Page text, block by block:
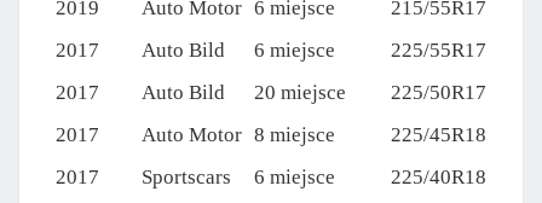
2019 Auto Motor 6 miejsce
215/55R17
2017
Auto Bild 6 miejsce
225/55R17
2017
Auto Bild 20 miejsce
225/50R17
2017
Auto Motor 8 miejsce
225/45R18
2017
Sportscars 6 miejsce 225/40R18